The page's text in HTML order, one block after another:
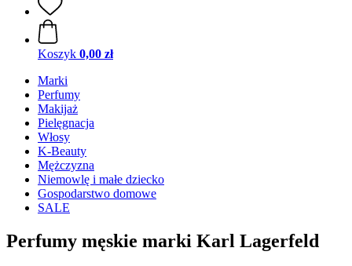
Koszyk 0,00 zł
Marki
Perfumy
Makijaż
Pielęgnacja
Włosy
K-Beauty
Mężczyzna
Niemowlę i małe dziecko
Gospodarstwo domowe
SALE
Perfumy męskie marki Karl Lagerfeld